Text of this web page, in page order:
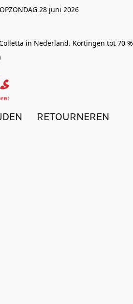
28 juni 2026
in Nederland. Kortingen tot 70 %
RETOURNEREN